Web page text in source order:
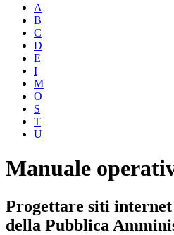
A
B
C
D
E
I
M
O
S
T
U
Manuale
Progettare siti
della Pubblica